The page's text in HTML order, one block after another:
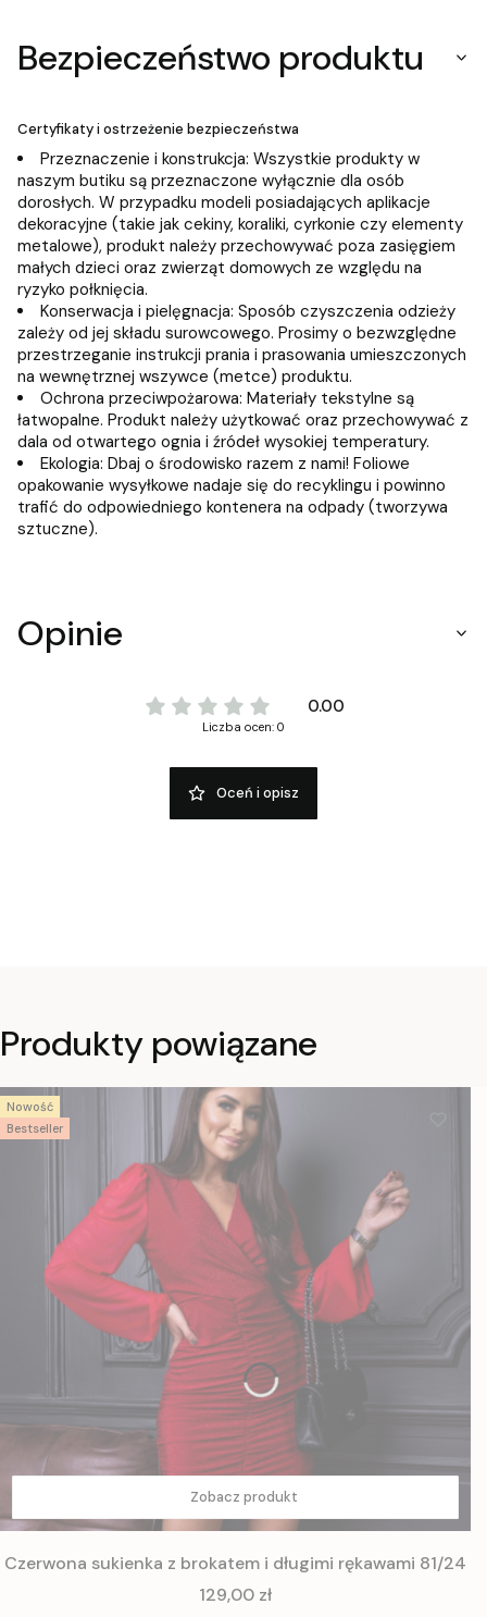
Bezpieczeństwo produktu
Certyfikaty i ostrzeżenie bezpieczeństwa
Przeznaczenie i konstrukcja: Wszystkie produkty w
naszym butiku są przeznaczone wyłącznie dla osób
dorosłych. W przypadku modeli posiadających aplikacje
dekoracyjne (takie jak cekiny, koraliki, cyrkonie czy elementy
metalowe), produkt należy przechowywać poza zasięgiem
małych dzieci oraz zwierząt domowych ze względu na
ryzyko połknięcia.
Konserwacja i pielęgnacja: Sposób czyszczenia odzieży
zależy od jej składu surowcowego. Prosimy o bezwzględne
przestrzeganie instrukcji prania i prasowania umieszczonych
na wewnętrznej wszywce (metce) produktu.
Ochrona przeciwpożarowa: Materiały tekstylne są
łatwopalne. Produkt należy użytkować oraz przechowywać z
dala od otwartego ognia i źródeł wysokiej temperatury.
Ekologia: Dbaj o środowisko razem z nami! Foliowe
opakowanie wysyłkowe nadaje się do recyklingu i powinno
trafić do odpowiedniego kontenera na odpady (tworzywa
sztuczne).
Opinie
0.00
Liczba ocen: 0
Oceń i opisz
Produkty powiązane
Bestseller
Nowość
Zobacz produkt
Czerwona sukienka z brokatem i długimi rękawami 81/24
Cena
129,00 zł